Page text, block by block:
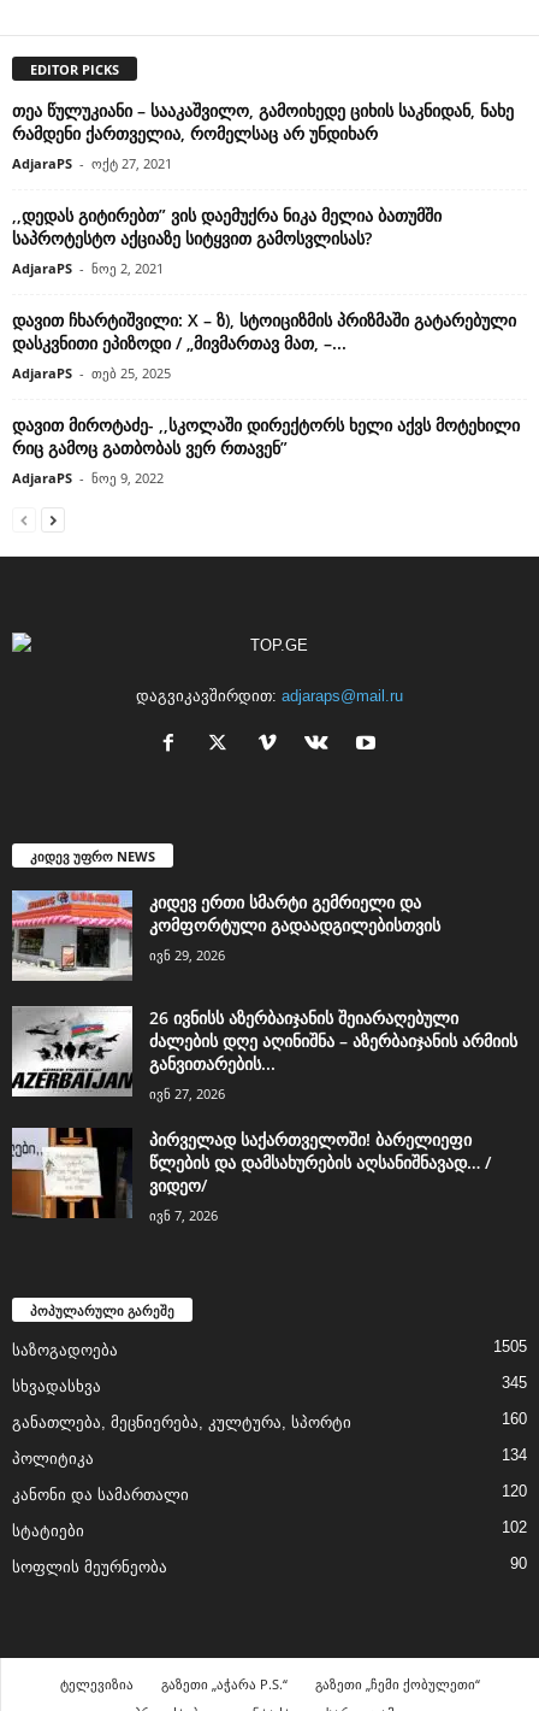
EDITOR PICKS
თეა წულუკიანი – სააკაშვილო, გამოიხედე ციხის საკნიდან, ნახე
რამდენი ქართველია, რომელსაც არ უნდიხარ
AdjaraPS - ოქტ 27, 2021
,,დედას გიტირებთ” ვის დაემუქრა ნიკა მელია ბათუმში
საპროტესტო აქციაზე სიტყვით გამოსვლისას?
AdjaraPS - ნოე 2, 2021
დავით ჩხარტიშვილი: X – ზ), სტოიციზმის პრიზმაში გატარებული
დასკვნითი ეპიზოდი / „მივმართავ მათ, –...
AdjaraPS - თებ 25, 2025
დავით მიროტაძე- ,,სკოლაში დირექტორს ხელი აქვს მოტეხილი
რიც გამოც გათბობას ვერ რთავენ”
AdjaraPS - ნოე 9, 2022
დაგვიკავშირდით: adjaraps@mail.ru
კიდევ უფრო NEWS
კიდევ ერთი სმარტი გემრიელი და
კომფორტული გადაადგილებისთვის
ივნ 29, 2026
26 ივნისს აზერბაიჯანის შეიარაღებული
ძალების დღე აღინიშნა – აზერბაიჯანის არმიის
განვითარების...
ივნ 27, 2026
პირველად საქართველოში! ბარელიეფი
წლების და დამსახურების აღსანიშნავად… /
ვიდეო/
ივნ 7, 2026
პოპულარული გარეშე
საზოგადოება 1505
სხვადასხვა 345
განათლება, მეცნიერება, კულტურა, სპორტი 160
პოლიტიკა 134
კანონი და სამართალი 120
სტატიები 102
სოფლის მეურნეობა 90
ტელევიზია გაზეთი „აჭარა P.S.“
გაზეთი „ჩემი ქობულეთი“